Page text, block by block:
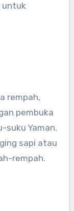
untuk
rempah,
pembuka
suku Yaman.
sapi atau
rempah.